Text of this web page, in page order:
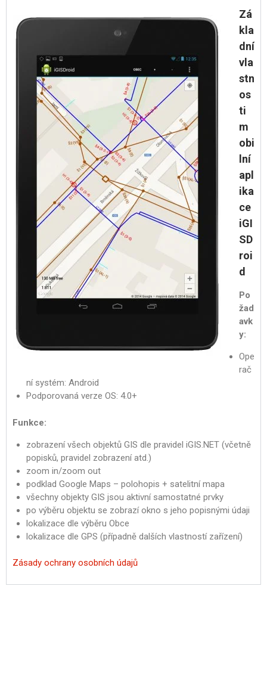
Zá
kla
dní
vla
stn
os
ti
m
obi
lní
apl
ika
ce
iGI
SD
roi
d
Po
žad
avk
y:
Ope
rač
ní systém: Android
Podporovaná verze OS: 4.0+
Funkce:
zobrazení všech objektů GIS dle pravidel iGIS.NET (včetně
popisků, pravidel zobrazení atd.)
zoom in/zoom out
podklad Google Maps – polohopis + satelitní mapa
všechny objekty GIS jsou aktivní samostatné prvky
po výběru objektu se zobrazí okno s jeho popisnými údaji
lokalizace dle výběru Obce
lokalizace dle GPS (případně dalších vlastností zařízení)
Zásady ochrany osobních údajů